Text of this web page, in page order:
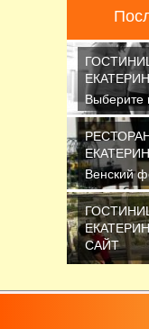
Выберите
узнать
Мест
Венский
фильмов
САЙТ